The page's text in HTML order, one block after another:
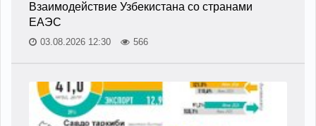
Взаимодействие Узбекистана со странами
ЕАЭС
03.08.2026 12:30 566